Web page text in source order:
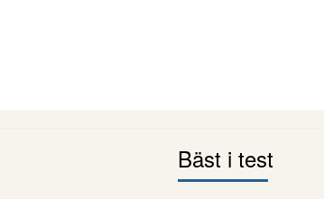
Bäst i test